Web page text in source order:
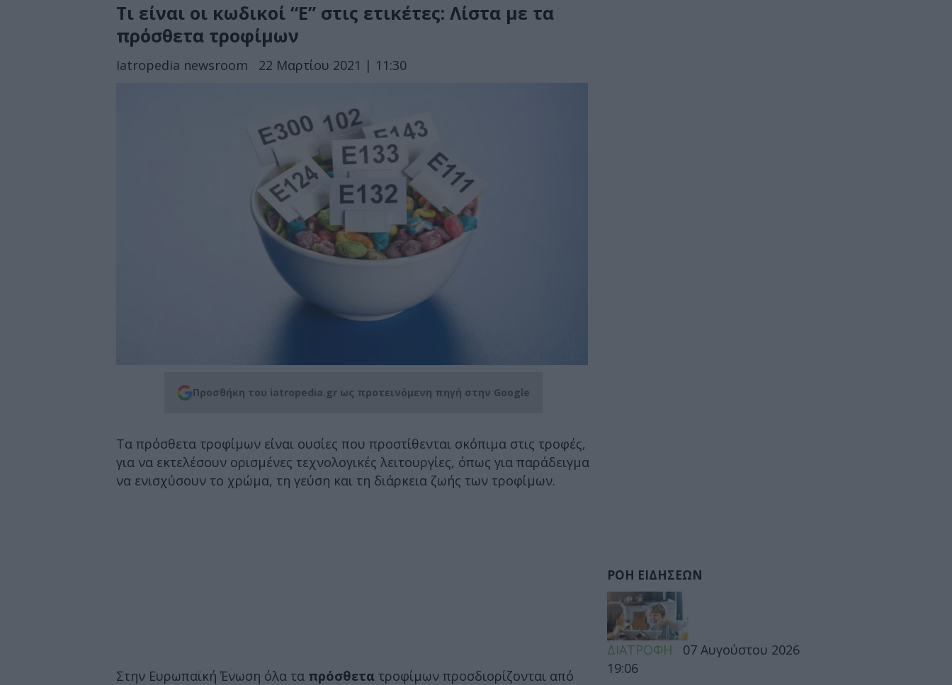
Τι είναι οι κωδικοί “Ε” στις ετικέτες: Λίστα με τα
πρόσθετα τροφίμων
Iatropedia newsroom 22 Μαρτίου 2021 | 11:30
Προσθήκη του iatropedia.gr ως προτεινόμενη πηγή στην Google
Τα πρόσθετα τροφίμων είναι ουσίες που προστίθενται σκόπιμα στις τροφές,
για να εκτελέσουν ορισμένες τεχνολογικές λειτουργίες, όπως για παράδειγμα
να ενισχύσουν το χρώμα, τη γεύση και τη διάρκεια ζωής των τροφίμων.
Στην Ευρωπαϊκή Ένωση όλα τα πρόσθετα τροφίμων προσδιορίζονται από
ΡΟΗ ΕΙΔΗΣΕΩΝ
ΔΙΑΤΡΟΦΗ
07 Αυγούστου 2026
19:06